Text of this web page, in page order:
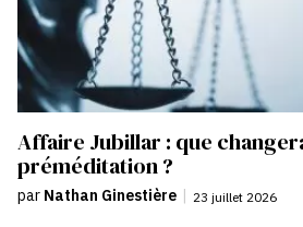
Affaire Jubillar : que
préméditation ?
par Nathan Ginestière | 23 juillet 2026